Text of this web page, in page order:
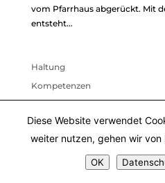
vom Pfarrhaus abgerückt. Mit
entsteht...
Haltung
Kompetenzen
Team
Auszeichnungen /
Diese Website verwendet
weiter nutzen, gehen wir von
OK